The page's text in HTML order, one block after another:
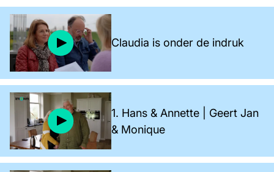
Claudia is onder de indruk
1. Hans & Annette | Geert Jan
& Monique